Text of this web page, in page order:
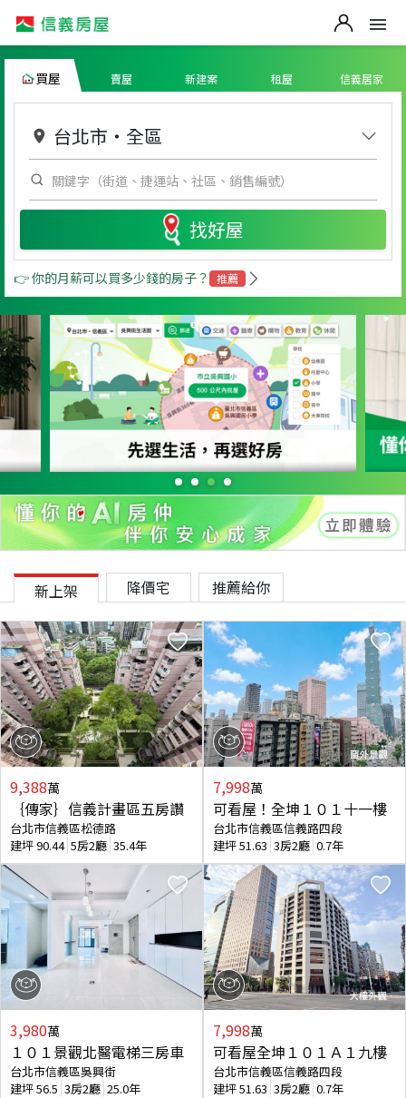
買屋 賣屋 新建案 租屋 信義居家
台北市 ・ 全區
找好屋
👉 你的月薪可以買多少錢的房子？ 推薦
新上架 降價宅 推薦給你
9,388萬
｛傳家｝信義計畫區五房讚
台北市信義區松德路
建坪90.44 5房2廳 35.4年
3,980萬
１０１景觀北醫電梯三房車
台北市信義區吳興街
建坪56.5 3房2廳 25.0年
7,998萬
可看屋！全坤１０１十一樓
台北市信義區信義路四段
建坪51.63 3房2廳 0.7年
7,998萬
可看屋全坤１０１Ａ１九樓
台北市信義區信義路四段
建坪51.63 3房2廳 0.7年